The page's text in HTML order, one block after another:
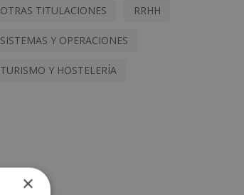
OTRAS TITULACIONES RRHH
SISTEMAS Y OPERACIONES
TURISMO Y HOSTELERÍA
×